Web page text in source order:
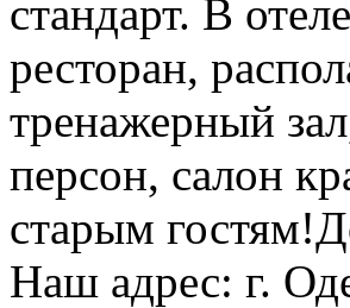
стандарт. В
ресторан,
тренажерный
персон, салон
старым
Наш адрес: г.